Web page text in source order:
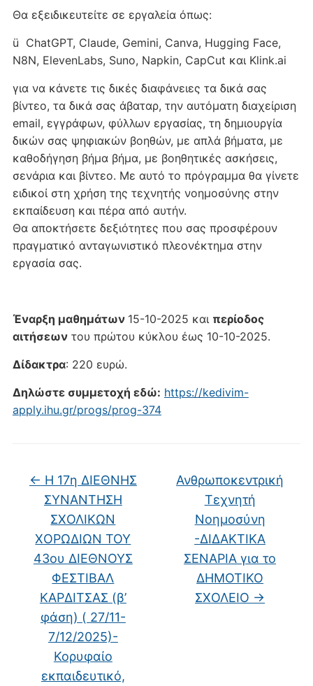
Θα εξειδικευτείτε σε εργαλεία όπως:
ü ChatGPT, Claude, Gemini, Canva, Hugging Face,
N8N, ElevenLabs, Suno, Napkin, CapCut και Klink.ai
για να κάνετε τις δικές διαφάνειες τα δικά σας
βίντεο, τα δικά σας άβαταρ, την αυτόματη διαχείριση
email, εγγράφων, φύλλων εργασίας, τη δημιουργία
δικών σας ψηφιακών βοηθών, με απλά βήματα, με
καθοδήγηση βήμα βήμα, με βοηθητικές ασκήσεις,
σενάρια και βίντεο. Mε αυτό το πρόγραμμα θα γίνετε
ειδικοί στη χρήση της τεχνητής νοημοσύνης στην
εκπαίδευση και πέρα από αυτήν.
Θα αποκτήσετε δεξιότητες που σας προσφέρουν
πραγματικό ανταγωνιστικό πλεονέκτημα στην
εργασία σας.
Έναρξη μαθημάτων 15-10-2025 και περίοδος
αιτήσεωντου πρώτου κύκλου έως 10-10-2025.
Δίδακτρα: 220 ευρώ.
Δηλώστε συμμετοχή εδώ: https://kedivim-
apply.ihu.gr/progs/prog-374
← Η 17η ΔΙΕΘΝΗΣ
ΣΥΝΑΝΤΗΣΗ
ΣΧΟΛΙΚΩΝ
ΧΟΡΩΔΙΩΝ TOY
43ου ΔΙΕΘΝΟΥΣ
ΦΕΣΤΙΒΑΛ
ΚΑΡΔΙΤΣΑΣ (β’
φάση) ( 27/11-
7/12/2025)-
Κορυφαίο
εκπαιδευτικό,
Ανθρωποκεντρική
Τεχνητή
Νοημοσύνη
-ΔΙΔΑΚΤΙΚΑ
ΣΕΝΑΡΙΑ για το
ΔΗΜΟΤΙΚΟ
ΣΧΟΛΕΙΟ →